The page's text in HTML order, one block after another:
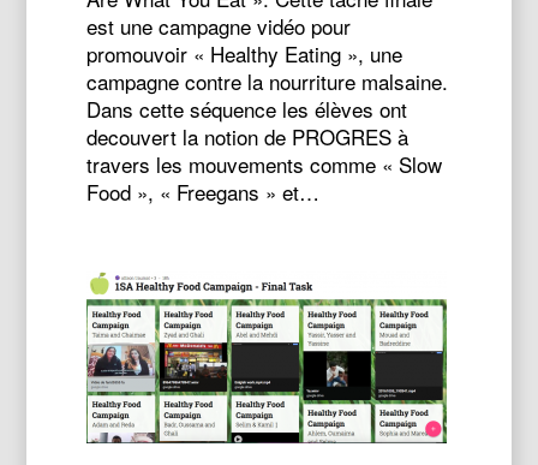
est une campagne vidéo pour
promouvoir « Healthy Eating », une
campagne contre la nourriture malsaine.
Dans cette séquence les élèves ont
decouvert la notion de PROGRES à
travers les mouvements comme « Slow
Food », « Freegans » et…